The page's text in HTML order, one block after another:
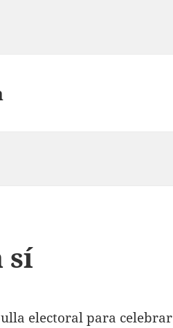
sí
electoral para celebrar